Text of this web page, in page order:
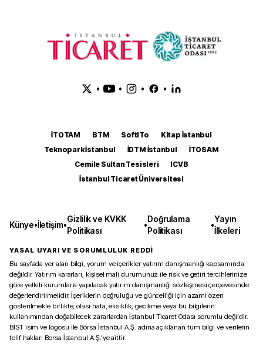
• • • •
İTOTAM BTM SoftITo
Kitap İstanbul
Teknopark İstanbul
İDTM İstanbul
İTOSAM
Cemile Sultan Tesisleri
ICVB
İstanbul Ticaret Üniversitesi
Künye•İletişim•
Gizlilik ve KVKK
Politikası
•
Doğrulama
Politikası
•
Yayın
İlkeleri
YASAL UYARI VE SORUMLULUK REDDİ
Bu sayfada yer alan bilgi, yorum ve içerikler yatırım danışmanlığı kapsamında
değildir. Yatırım kararları, kişisel mali durumunuz ile risk ve getiri tercihlerinize
göre yetkili kurumlarla yapılacak yatırım danışmanlığı sözleşmesi çerçevesinde
değerlendirilmelidir. İçeriklerin doğruluğu ve güncelliği için azami özen
gösterilmekle birlikte, olası hata, eksiklik, gecikme veya bu bilgilerin
kullanımından doğabilecek zararlardan İstanbul Ticaret Odası sorumlu değildir.
BIST isim ve logosu ile Borsa İstanbul A.Ş. adına açıklanan tüm bilgi ve verilerin
telif hakları Borsa İstanbul A.Ş.’ye aittir.